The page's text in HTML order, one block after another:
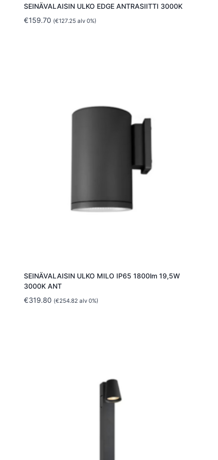
SEINÄVALAISIN ULKO EDGE ANTRASIITTI 3000K
€159.70 (€127.25alv 0%)
SEINÄVALAISIN ULKO MILO IP65 1800lm 19,5W
3000K ANT
€319.80 (€254.82alv 0%)